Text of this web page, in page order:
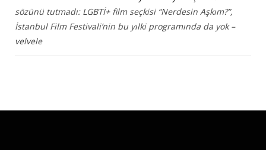
sözünü tutmadı: LGBTİ+ film seçkisi “Nerdesin Aşkım?”,
İstanbul Film Festivali’nin bu yılki programında da yok –
velvele